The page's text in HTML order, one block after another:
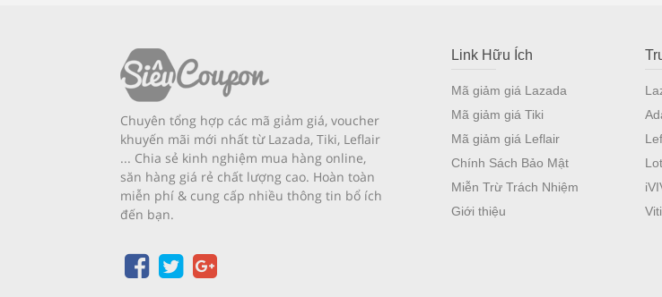
Chuyên tổng hợp các mã giảm giá, voucher
khuyến mãi mới nhất từ Lazada, Tiki, Leflair
... Chia sẻ kinh nghiệm mua hàng online,
săn hàng giá rẻ chất lượng cao. Hoàn toàn
miễn phí & cung cấp nhiều thông tin bổ ích
đến bạn.
Link Hữu Ích
Mã giảm giá Lazada
Mã giảm giá Tiki
Mã giảm giá Leflair
Chính Sách Bảo Mật
Miễn Trừ Trách Nhiệm
Giới thiệu